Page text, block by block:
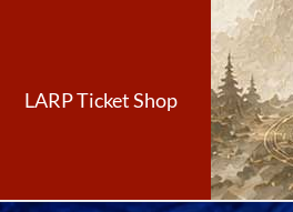
LARP Ticket Shop